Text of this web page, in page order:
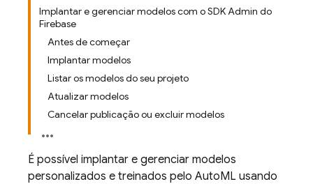
Implantar e gerenciar modelos com o SDK Admin do
Firebase
Antes de começar
Implantar modelos
Listar os modelos do seu projeto
Atualizar modelos
Cancelar publicação ou excluir modelos
É possível implantar e gerenciar modelos
personalizados e treinados pelo AutoML usando